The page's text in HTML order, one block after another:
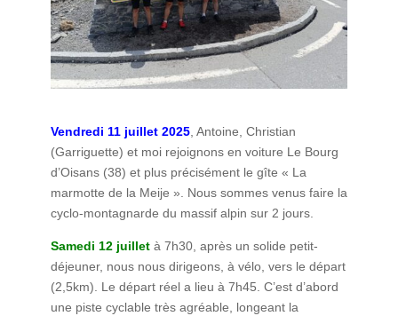
Vendredi 11 juillet 2025, Antoine, Christian
(Garriguette) et moi rejoignons en voiture Le Bourg
d’Oisans (38) et plus précisément le gîte « La
marmotte de la Meije ». Nous sommes venus faire la
cyclo-montagnarde du massif alpin sur 2 jours.
Samedi 12 juilletà 7h30, après un solide petit-
déjeuner, nous nous dirigeons, à vélo, vers le départ
(2,5km). Le départ réel a lieu à 7h45. C’est d’abord
une piste cyclable très agréable, longeant la